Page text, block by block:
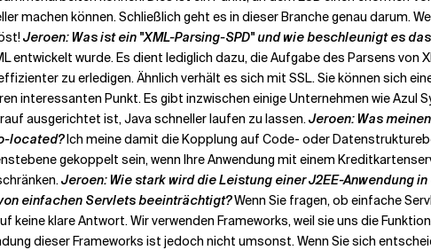
machen können. Schließlich geht es in dieser Branche genau darum.
Jeroen: Was ist ein "XML-Parsing-SPD" und wie beschleunigt es
entwickelt wurde. Es dient lediglich dazu, die Aufgabe des Parsens von
zu erledigen. Ähnlich verhält es sich mit SSL. Sie können sich
interessanten Punkt. Es gibt inzwischen einige Unternehmen wie Azul
ausgerichtet ist, Java schneller laufen zu lassen.Jeroen: Was
located?Ich meine damit die Kopplung auf Code- oder
gekoppelt sein, wenn Ihre Anwendung mit einem
Jeroen: Wie stark wird die Leistung einer J2EE-Anwendung
einfachen Servlets beeinträchtigt?Wenn Sie fragen, ob einfache
klare Antwort. Wir verwenden Frameworks, weil sie uns die
dieser Frameworks ist jedoch nicht umsonst. Wenn Sie sich